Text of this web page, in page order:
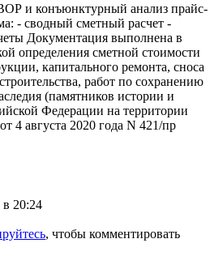
и конъюнктурный анализ прайс-
- сводный сметный расчет -
Документация выполнена в
определения сметной стоимости
капитального ремонта, сноса
работ по сохранению
(памятников истории и
Федерации на территории
4 августа 2020 года N 421/пр
20:24
, чтобы комментировать